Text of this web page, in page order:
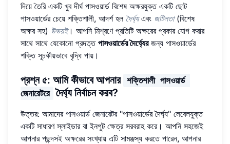
দিয়ে তৈরি একটি খুব দীর্ঘ পাসওয়ার্ড বিশেষ অক্ষরযুক্ত একটি ছোট
পাসওয়ার্ডের চেয়ে শক্তিশালী, আদর্শ হল দৈর্ঘ্যএবং জটিলতা(বিশেষ
অক্ষর সহ) উভয়ই। আপনি মিশ্রণে প্রতিটি অক্ষরের প্রকার যোগ করার
সাথে সাথে যেকোনো প্রদত্ত পাসওয়ার্ডের দৈর্ঘ্যেরজন্য পাসওয়ার্ডের
শক্তি সূচকীয়ভাবে বৃদ্ধি পায়।
প্রশ্ন ৫: আমি কীভাবে আপনার শক্তিশালী পাসওয়ার্ড
জেনারেটরে দৈর্ঘ্য নির্বাচন করব?
উত্তর: আমাদের পাসওয়ার্ড জেনারেটর"পাসওয়ার্ডের দৈর্ঘ্য" লেবেলযুক্ত
একটি সাধারণ স্লাইডার বা ইনপুট ক্ষেত্র সরবরাহ করে। আপনি সহজেই
আপনার পছন্দসই অক্ষরের সংখ্যায় এটি সামঞ্জস্য করতে পারেন, আপনার